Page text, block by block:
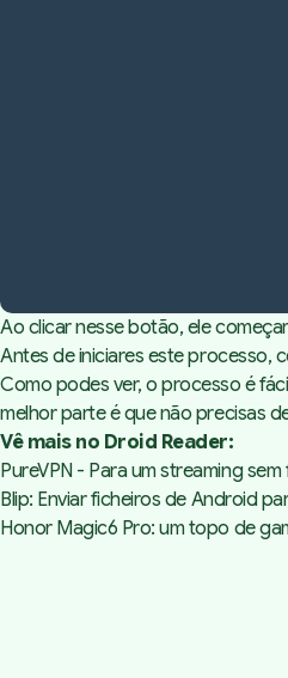
Ao clicar nesse botão, ele
Antes de iniciares este processo,
Como podes ver, o processo é
melhor parte é que não precisas
Vê mais no Droid Reader:
PureVPN - Para um streaming
Blip: Enviar ficheiros de Android
Honor Magic6 Pro: um topo de